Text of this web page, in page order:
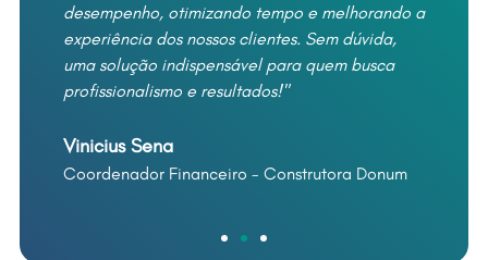
desempenho, otimizando tempo e melhorando a
experiência dos nossos clientes. Sem dúvida,
uma solução indispensável para quem busca
profissionalismo e resultados!"
Vinicius Sena
Coordenador Financeiro - Construtora Donum